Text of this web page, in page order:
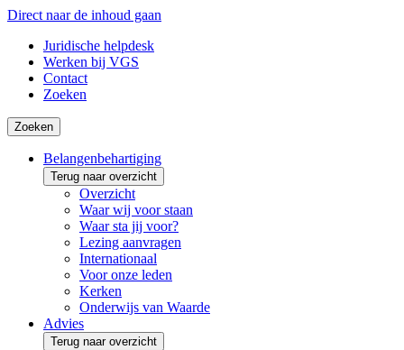
Direct naar de inhoud gaan
Juridische helpdesk
Werken bij VGS
Contact
Zoeken
Zoeken
Belangenbehartiging
Terug naar overzicht
Overzicht
Waar wij voor staan
Waar sta jij voor?
Lezing aanvragen
Internationaal
Voor onze leden
Kerken
Onderwijs van Waarde
Advies
Terug naar overzicht